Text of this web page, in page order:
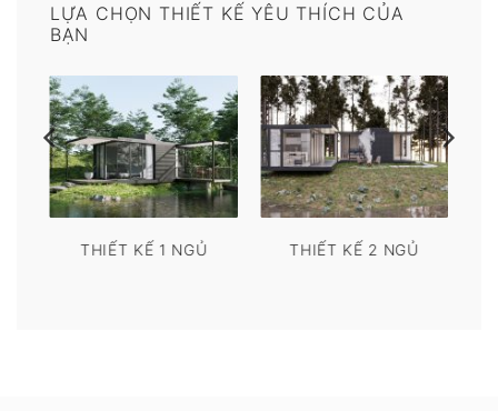
LỰA CHỌN THIẾT KẾ YÊU THÍCH CỦA
BẠN
THIẾT KẾ 1 NGỦ THIẾT KẾ 2 NGỦ